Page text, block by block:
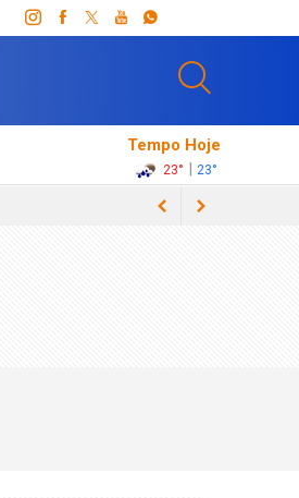
Tempo Hoje
23° 23°